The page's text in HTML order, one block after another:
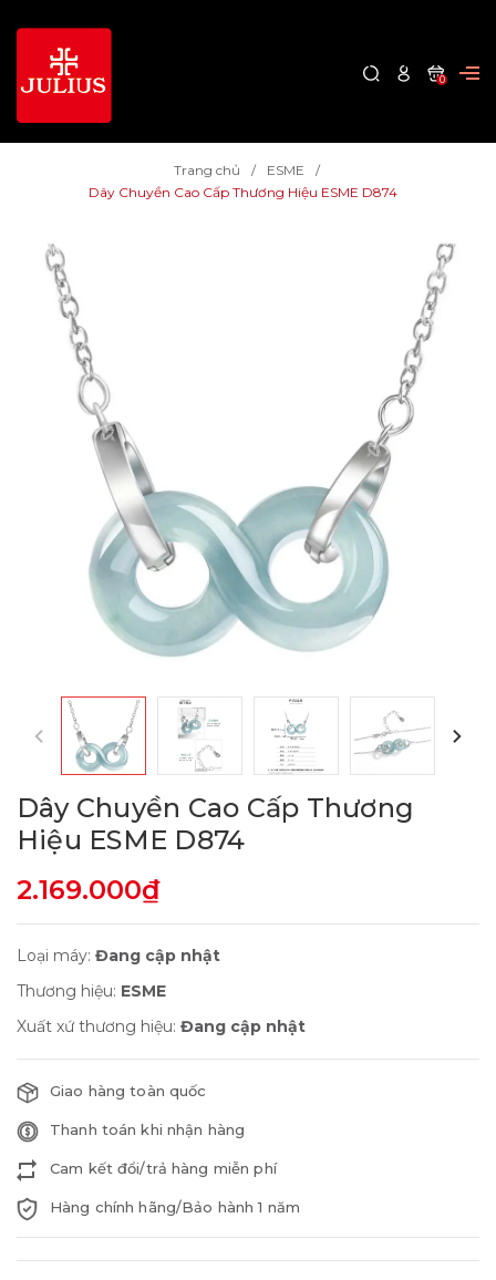
0
Trang chủ
ESME
Dây Chuyền Cao Cấp Thương Hiệu ESME D874
Dây Chuyền Cao Cấp Thương
Hiệu ESME D874
2.169.000₫
Loại máy: Đang cập nhật
Thương hiệu: ESME
Xuất xứ thương hiệu: Đang cập nhật
Giao hàng toàn quốc
Thanh toán khi nhận hàng
Cam kết đổi/trả hàng miễn phí
Hàng chính hãng/Bảo hành 1 năm